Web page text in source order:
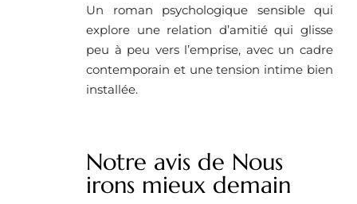
Un roman psychologique sensible qui
explore une relation d’amitié qui glisse
peu à peu vers l’emprise, avec un cadre
contemporain et une tension intime bien
installée.
Notre avis de Nous
irons mieux demain